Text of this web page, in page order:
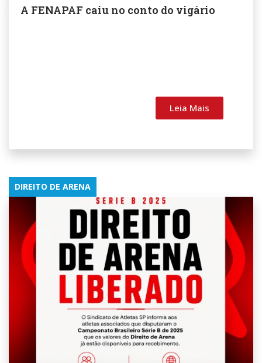
A FENAPAF caiu no conto do vigário
Leia Mais
DIREITO DE ARENA